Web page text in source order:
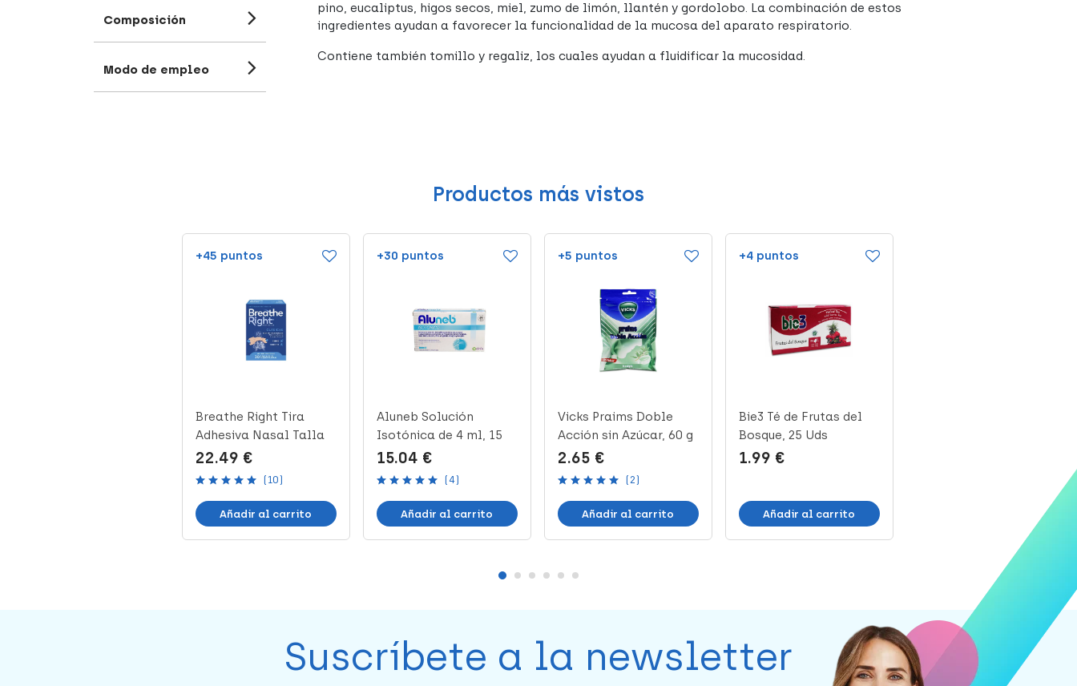
Composición
Modo de empleo
pino, eucaliptus, higos secos, miel, zumo de limón, llantén y gordolobo. La combinación de estos
ingredientes ayudan a favorecer la funcionalidad de la mucosa del aparato respiratorio.
Contiene también tomillo y regaliz, los cuales ayudan a fluidificar la mucosidad.
Productos más vistos
+45 puntos
Breathe Right Tira
Adhesiva Nasal Talla
Pequeña-...
22.49 €
(10)
Añadir al carrito
+30 puntos
Aluneb Solución
Isotónica de 4 ml, 15
viales
15.04 €
(4)
Añadir al carrito
+5 puntos
Vicks Praims Doble
Acción sin Azúcar, 60 g
2.65 €
(2)
Añadir al carrito
+4 puntos
Bie3 Té de Frutas del
Bosque, 25 Uds
1.99 €
Añadir al carrito
Suscríbete a la newsletter